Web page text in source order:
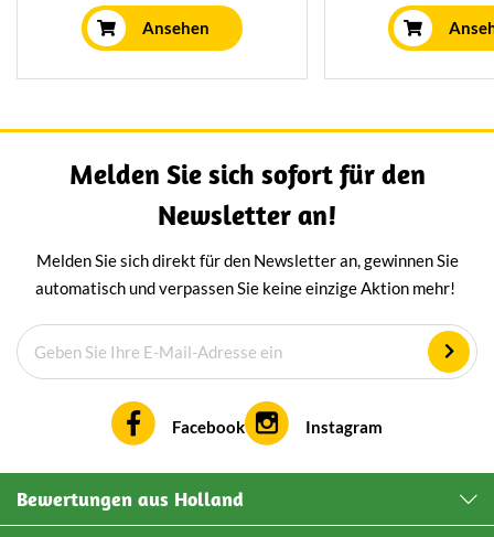
von 16 Wochen. Mit Liebe und
handwerklichem Können aus
frischer Milch hergestellt und
und in unserem eigenen
Reifungshaus gereift – genau
so, wie man es von einem echten
Stolwijker erwartet.
Ansehen
unserem
Reifungshaus
pikanter
auf Brot, aber
Käseplatte ein
Melden Sie sich sofort für den
Newsletter an!
Melden Sie sich direkt für den Newsletter an, gewinnen Sie
automatisch und verpassen Sie keine einzige Aktion mehr!
Facebook Instagram
Bewertungen aus Holland